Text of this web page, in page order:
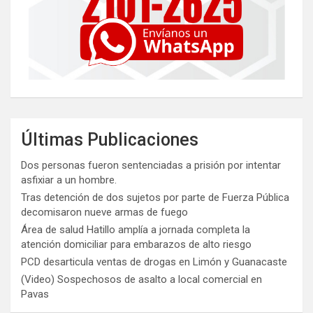
Últimas Publicaciones
Dos personas fueron sentenciadas a prisión por intentar
asfixiar a un hombre.
Tras detención de dos sujetos por parte de Fuerza Pública
decomisaron nueve armas de fuego
Área de salud Hatillo amplía a jornada completa la
atención domiciliar para embarazos de alto riesgo
PCD desarticula ventas de drogas en Limón y Guanacaste
(Video) Sospechosos de asalto a local comercial en
Pavas